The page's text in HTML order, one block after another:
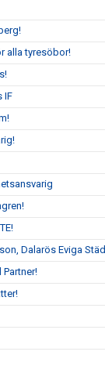
alla tyresöbor!
IF
Dalarös Eviga Städ
Partner!